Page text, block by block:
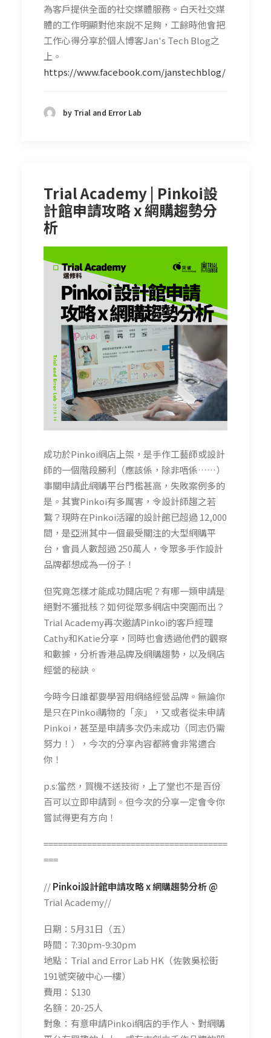
為客戶提供全面的社交媒體服務。白天社交媒
體的工作明顯對他來說不足夠，工餘時他會把
工作心得分享於個人博客Jan's Tech Blog之
上。
https://www.facebook.com/janstechblog/
by Trial and Error Lab
Trial Academy | Pinkoi設
計館申請攻略 x 網購趨勢分
析
成功於Pinkoi網店上架，是手作工藝師或設計
師的一個階段勝利（應該係，除非唔係……）
事關申請此網購平台門檻甚高，失敗案例多的
是。其實Pinkoi有多厲害，令設計師趨之若
鶩？現時在Pinkoi活躍的設計館已超過 12,000
間，是亞洲其中一個最受關注的大型網購平
台，會員人數超過 250萬人，令眾多手作設計
品牌都想成為一份子！
但究竟怎樣才能成功開店呢？有哪一類申請是
絕對不獲批核？如何從眾多網店中突圍而出？
Trial Academy再次邀請Pinkoi的客戶經理
Cathy和Katie分享，同時也會透過他們的觀察
和數據，分析香港品牌及網購趨勢，以及網店
經營的秘訣。
今時今日誰都要學習用網絡經營品牌。無論你
是只在Pinkoi購物的「亲」，又或者從未申請
Pinkoi，甚至是申請多次仍未成功（同志仍需
努力！），今次的分享內容都將會非常適合
你！
p.s:當然，買機不送技術，上了堂也不是百份
百可以立即申請到。但今次的分享一定會令你
嘗試得更有方向！
======================================
===
//Pinkoi設計館申請攻略x網購趨勢分析@
Trial Academy//
日期：5月31日（五）
時間：7:30pm-9:30pm
地點：Trial and Error Lab HK（佐敦吳松街
191號突破中心一樓）
費用：$130
名額：20-25人
對象：有意申請Pinkoi網店的手作人、對網購